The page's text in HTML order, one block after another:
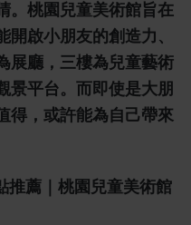
。桃園兒童美術館旨在
啟小朋友的創造力、
展廳，三樓為兒童藝術
景平台。而即使是大朋
得，或許能為自己帶來